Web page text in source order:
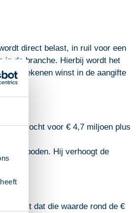
direct belast, in ruil voor een
in de branche. Hierbij wordt het
af te rekenen winst in de aangifte
verkocht voor € 4,7 miljoen plus
geboden. Hij verhoogt de
blijkt dat die waarde rond de €